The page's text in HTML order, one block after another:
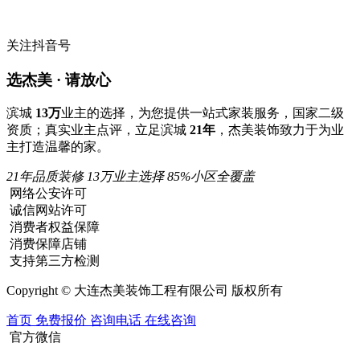
关注抖音号
选杰美 · 请放心
滨城 13万业主的选择，为您提供一站式家装服务，国家二级
资质；真实业主点评，立足滨城 21年 ，杰美装饰致力于为业
主打造温馨的家。
21年品质装修 13万业主选择 85%小区全覆盖
网络公安许可
诚信网站许可
消费者权益保障
消费保障店铺
支持第三方检测
Copyright © 大连杰美装饰工程有限公司 版权所有
首页 免费报价 咨询电话 在线咨询
官方微信